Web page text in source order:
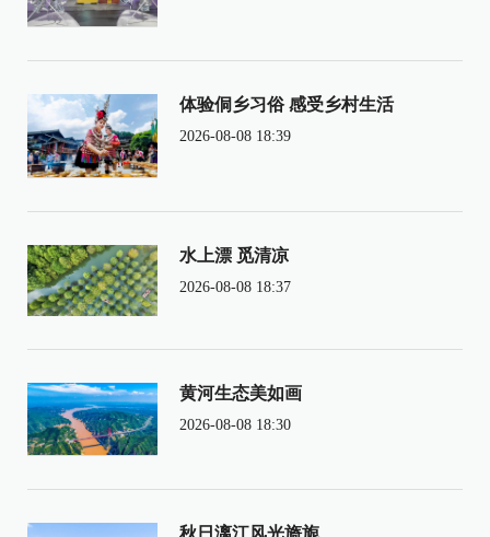
体验侗乡习俗 感受乡村生活
2026-08-08 18:39
水上漂 觅清凉
2026-08-08 18:37
黄河生态美如画
2026-08-08 18:30
秋日漓江风光旖旎